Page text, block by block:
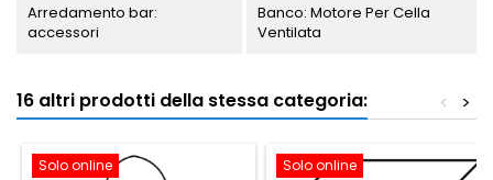
Arredamento bar:
accessori
Banco: Motore Per Cella
Ventilata
16 altri prodotti della stessa categoria: >
<
Solo online
Solo online